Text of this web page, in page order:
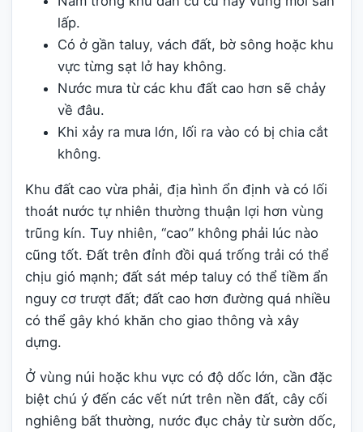
lấp.
Có ở gần taluy, vách đất, bờ sông hoặc khu
vực từng sạt lở hay không.
Nước mưa từ các khu đất cao hơn sẽ chảy
về đâu.
Khi xảy ra mưa lớn, lối ra vào có bị chia cắt
không.
Khu đất cao vừa phải, địa hình ổn định và có lối
thoát nước tự nhiên thường thuận lợi hơn vùng
trũng kín. Tuy nhiên, “cao” không phải lúc nào
cũng tốt. Đất trên đỉnh đồi quá trống trải có thể
chịu gió mạnh; đất sát mép taluy có thể tiềm ẩn
nguy cơ trượt đất; đất cao hơn đường quá nhiều
có thể gây khó khăn cho giao thông và xây
dựng.
Ở vùng núi hoặc khu vực có độ dốc lớn, cần đặc
biệt chú ý đến các vết nứt trên nền đất, cây cối
nghiêng bất thường, nước đục chảy từ sườn dốc,